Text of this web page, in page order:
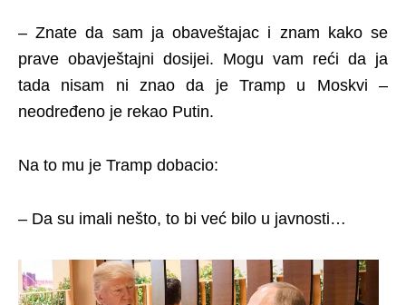
– Znate da sam ja obaveštajac i znam kako se
prave obavještajni dosijei. Mogu vam reći da ja
tada nisam ni znao da je Tramp u Moskvi –
neodređeno je rekao Putin.
Na to mu je Tramp dobacio:
– Da su imali nešto, to bi već bilo u javnosti…